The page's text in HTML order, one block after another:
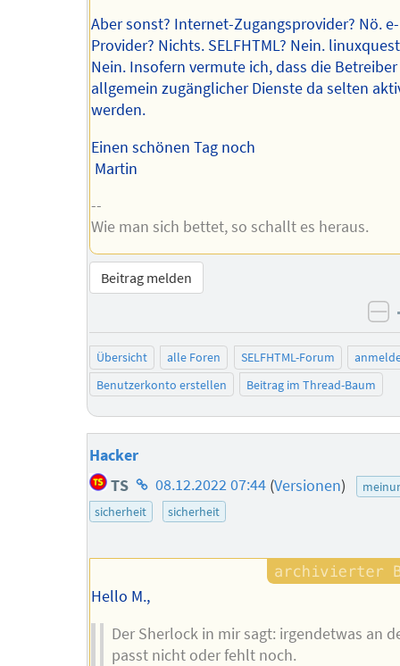
Aber sonst? Internet-Zugangsprovider? Nö.
Provider? Nichts. SELFHTML? Nein.
Nein. Insofern vermute ich, dass die Betreiber
allgemein zugänglicher Dienste da selten
werden.
Einen schönen Tag noch
Martin
--
Wie man sich bettet, so schallt es heraus.
Beitrag melden
Übersicht alle Foren SELFHTML-Forum
Benutzerkonto erstellen
Beitrag im Thread-Baum
Hacker
TS Homepage
des
08.12.2022 07:44 (Versionen)
sicherheit
sicherheit
Hello M.,
Der Sherlock in mir sagt: irgendetwas an
passt nicht oder fehlt noch.